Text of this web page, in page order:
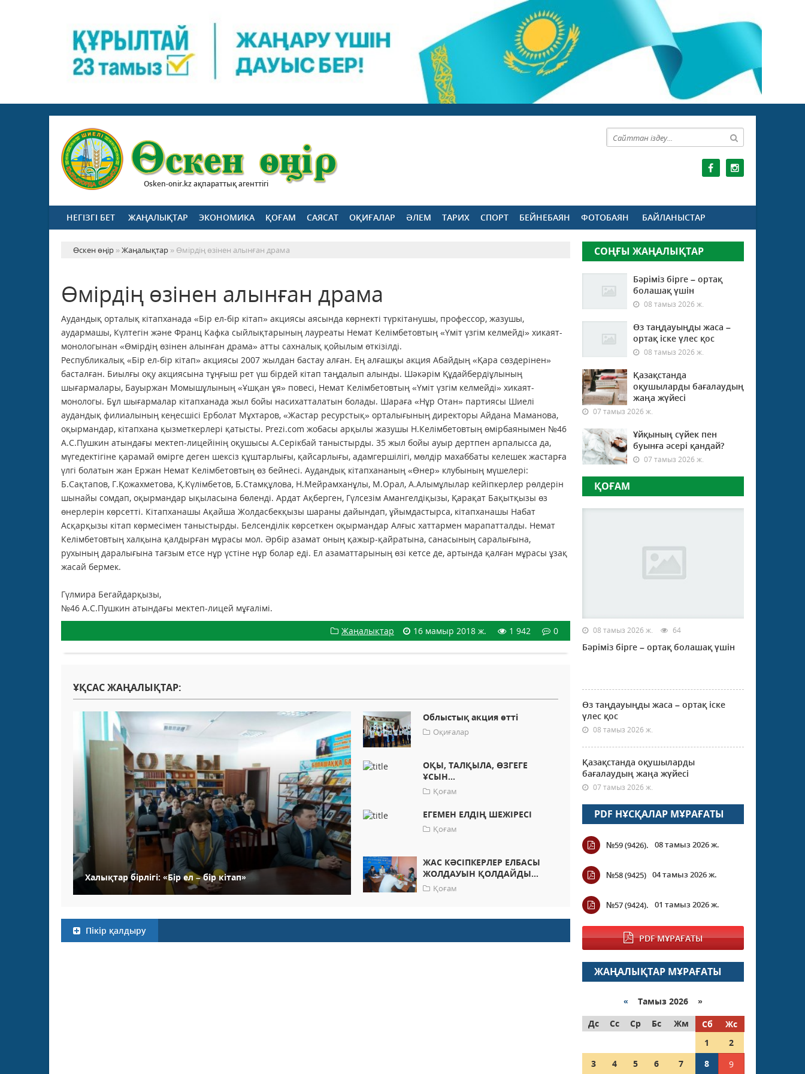
Osken-onir.kz ақпараттық агенттігі
НЕГІЗГІ БЕТ ЖАҢАЛЫҚТАР ЭКОНОМИКА ҚОҒАМ САЯСАТ ОҚИҒАЛАР ӘЛЕМ ТАРИХ СПОРТ БЕЙНЕБАЯН ФОТОБАЯН БАЙЛАНЫСТАР
Өскен өңір »Жаңалықтар » Өмірдің өзінен алынған драма
Өмірдің өзінен алынған драма
Аудандық орталық кітапханада «Бір ел-бір кітап» акция­сы аясында көрнекті түркітанушы, профессор, жазушы,
аудармашы, Күлтегін және Франц Кафка сыйлықтарының лауреаты Немат Келімбетовтың «Үміт үзгім келмейді» хикаят-
монологынан «Өмірдің өзінен алынған драма» атты сахналық қойылым өткізілді.
Республикалық «Бір ел-бір кітап» акциясы 2007 жылдан бастау алған. Ең алғашқы акция Абайдың «Қара сөздерінен»
басталған. Биылғы оқу акциясына тұңғыш рет үш бірдей кітап таңдалып алынды. Шәкәрім Құдайбердіұлының
шығармалары, Бауыржан Момышұлының «Ұшқан ұя» повесі, Немат Келімбетовтың «Үміт үзгім келмейді» хикаят-
монологы. Бұл шығармалар кітапханада жыл бойы насихатталатын болады. Шараға «Нұр Отан» партиясы Шиелі
аудандық филиалының кеңесшісі Ерболат Мұхтаров, «Жастар ресурстық» орталығының директоры Айдана Маманова,
оқырмандар, кітапхана қызметкерлері қатысты. Prezi.com жобасы арқылы жазушы Н.Келімбетовтың өмірбаянымен №46
А.С.Пушкин атындағы мектеп-лицейінің оқушысы А.Серікбай таныстырды. 35 жыл бойы ауыр дертпен арпалысса да,
мүгедектігіне қарамай өмірге деген шексіз құштарлығы, қайсарлығы, адамгершілігі, мөлдір махаббаты келешек жастарға
үлгі болатын жан Ержан Немат Келімбетовтың өз бейнесі. Аудандық кітапхананың «Өнер» клубының мүшелері:
Б.Сақтапов, Г.Қожахметова, Қ.Күлімбетов, Б.Стамқұлова, Н.Мейрамханұлы, М.Орал, А.Алымұлылар кейіпкерлер рөлдерін
шынайы сомдап, оқырмандар ықыласына бөленді. Ардат Ақберген, Гүлсезім Амангелдіқызы, Қарақат Бақытқызы өз
өнерлерін көрсетті. Кітапханашы Ақайша Жолдасбекқызы шараны дайындап, ұйымдастырса, кітапханашы Набат
Асқарқызы кітап көрмесімен таныстырды. Белсенділік көрсеткен оқырмандар Алғыс хаттармен марапатталды. Немат
Келімбетовтың халқына қалдырған мұрасы мол. Әрбір азамат оның қажыр-қайратына, санасының саралығына,
рухының даралығына тағзым етсе нұр үстіне нұр болар еді. Ел азаматтарының өзі кетсе де, артында қалған мұрасы ұзақ
жасай бермек.
Гүлмира Бегайдарқызы,
№46 А.С.Пушкин атындағы мектеп-лицей мұғалімі.
Жаңалықтар
16 мамыр 2018 ж. 1 942 0
ҰҚСАС ЖАҢАЛЫҚТАР:
Халықтар бірлігі: «Бір ел – бір кітап»
Облыстық акция өтті
Оқиғалар
ОҚЫ, ТАЛҚЫЛА, ӨЗГЕГЕ
ҰСЫН...
Қоғам
ЕГЕМЕН ЕЛДІҢ ШЕЖІРЕСІ
Қоғам
ЖАС КӘСІПКЕРЛЕР ЕЛБАСЫ
ЖОЛДАУЫН ҚОЛДАЙДЫ...
Қоғам
Пікір қалдыру
СОҢҒЫ ЖАҢАЛЫҚТАР
Бәріміз бірге – ортақ
болашақ үшін
08 тамыз 2026 ж.
Өз таңдауыңды жаса –
ортақ іске үлес қос
08 тамыз 2026 ж.
Қазақстанда
оқушыларды бағалаудың
жаңа жүйесі
07 тамыз 2026 ж.
Ұйқының сүйек пен
буынға әсері қандай?
07 тамыз 2026 ж.
ҚОҒАМ
08 тамыз 2026 ж. 64
Бәріміз бірге – ортақ болашақ үшін
Өз таңдауыңды жаса – ортақ іске
үлес қос
08 тамыз 2026 ж.
Қазақстанда оқушыларды
бағалаудың жаңа жүйесі
07 тамыз 2026 ж.
PDF НҰСҚАЛАР МҰРАҒАТЫ
№59 (9426). 08 тамыз 2026 ж.
№58 (9425) 04 тамыз 2026 ж.
№57 (9424). 01 тамыз 2026 ж.
PDF МҰРАҒАТЫ
ЖАҢАЛЫҚТАР МҰРАҒАТЫ
« Тамыз 2026 »
Дс
Сс Ср Бс Жм Сб
Жс
1
2
3
4 5 6 7 8 9